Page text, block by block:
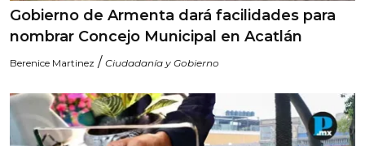
Gobierno de Armenta dará facilidades para
nombrar Concejo Municipal en Acatlán
Berenice Martinez / Ciudadanía y Gobierno